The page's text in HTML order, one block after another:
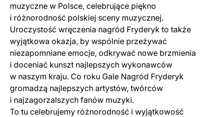
muzyczne w Polsce, celebrujące piękno
i różnorodność polskiej sceny muzycznej.
Uroczystość wręczenia nagród Fryderyk to także
wyjątkowa okazja, by wspólnie przeżywać
niezapomniane emocje, odkrywać nowe brzmienia
i doceniać kunszt najlepszych wykonawców
w naszym kraju. Co roku Gale Nagród Fryderyk
gromadzą najlepszych artystów, twórców
i najzagorzalszych fanów muzyki.
To tu celebrujemy różnorodność i wyjątkowość